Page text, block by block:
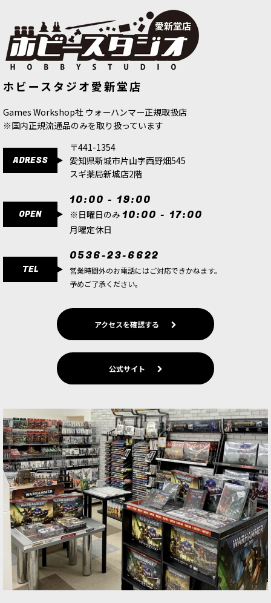
ホビースタジオ愛新堂店
Games Workshop社 ウォーハンマー正規取扱店
※国内正規流通品のみを取り扱っています
ADRESS
〒441-1354
愛知県新城市片山字西野畑545
スギ薬局新城店2階
OPEN
10:00 - 19:00
※日曜日のみ 10:00 - 17:00
月曜定休日
TEL
0536-23-6622
営業時間外のお電話にはご対応できかねます。
予めご了承ください。
アクセスを確認する
公式サイト